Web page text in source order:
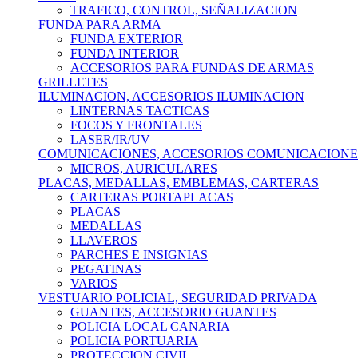
TRAFICO, CONTROL, SEÑALIZACION
FUNDA PARA ARMA
FUNDA EXTERIOR
FUNDA INTERIOR
ACCESORIOS PARA FUNDAS DE ARMAS
GRILLETES
ILUMINACION, ACCESORIOS ILUMINACION
LINTERNAS TACTICAS
FOCOS Y FRONTALES
LASER/IR/UV
COMUNICACIONES, ACCESORIOS
MICROS, AURICULARES
PLACAS, MEDALLAS, EMBLEMAS, CARTERAS
CARTERAS PORTAPLACAS
PLACAS
MEDALLAS
LLAVEROS
PARCHES E INSIGNIAS
PEGATINAS
VARIOS
VESTUARIO POLICIAL, SEGURIDAD PRIVADA
GUANTES, ACCESORIO GUANTES
POLICIA LOCAL CANARIA
POLICIA PORTUARIA
PROTECCION CIVIL